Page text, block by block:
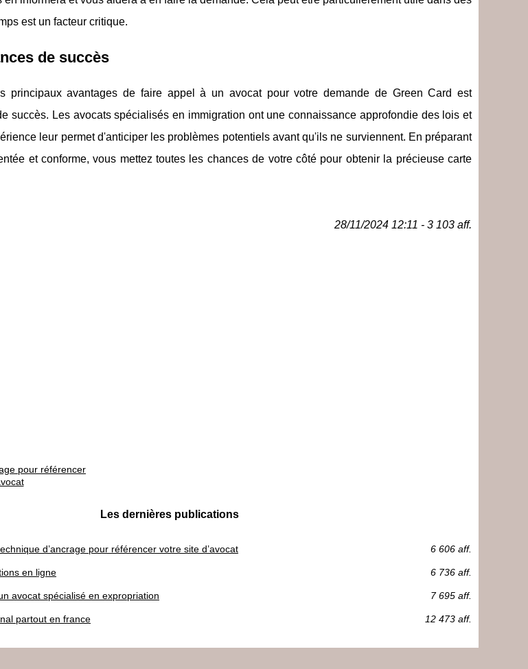
est un facteur critique.
de succès
principaux avantages de faire appel à un avocat pour votre demande de Green Card est
succès. Les avocats spécialisés en immigration ont une connaissance approfondie des lois et
leur permet d'anticiper les problèmes potentiels avant qu'ils ne surviennent. En préparant
et conforme, vous mettez toutes les chances de votre côté pour obtenir la précieuse carte
28/11/2024 12:11 - 3 103 aff.
pour référencer
Les dernières publications
d’ancrage pour référencer votre site d’avocat 6 606 aff.
en ligne 6 736 aff.
avocat spécialisé en expropriation 7 695 aff.
partout en france 12 473 aff.